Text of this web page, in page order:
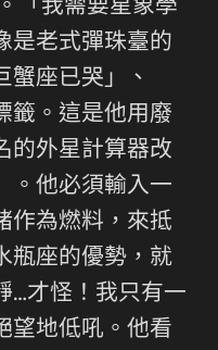
「我需要星象學
是老式彈珠臺的
蟹座已哭」、
籤。這是他用廢
的外星計算器改
。他必須輸入一
作為燃料，來抵
瓶座的優勢，就
…才怪！我只有一
望地低吼。他看